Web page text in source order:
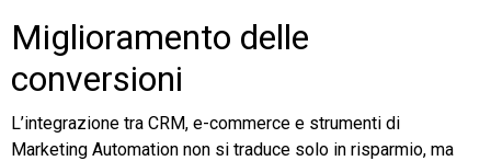
Miglioramento delle
conversioni
L’integrazione tra CRM, e-commerce e strumenti di
Marketing Automation non si traduce solo in risparmio, ma